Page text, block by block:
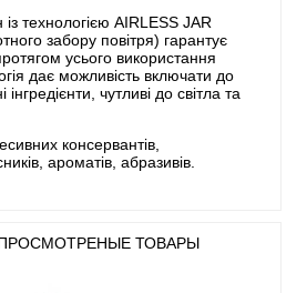
технологією AIRLESS JAR
забору повітря) гарантує
усього використання
дає можливість включати до
чутливі до світла та
консервантів,
ароматів, абразивів.
ТОВАРЫ